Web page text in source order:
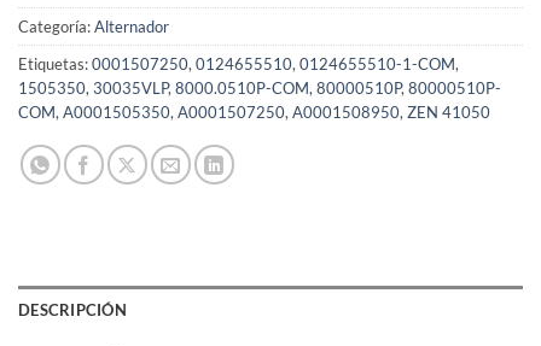
Categoría:Alternador
Etiquetas:0001507250, 0124655510, 0124655510-1-COM,
1505350, 30035VLP, 8000.0510P-COM, 80000510P, 80000510P-
COM, A0001505350, A0001507250, A0001508950, ZEN 41050
DESCRIPCIÓN